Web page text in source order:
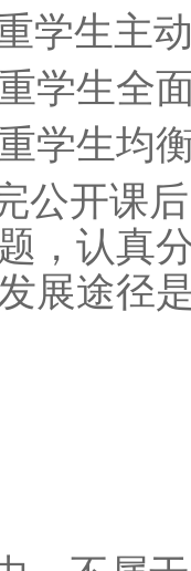
生主
生全
生均
开课后
，认真
展途径